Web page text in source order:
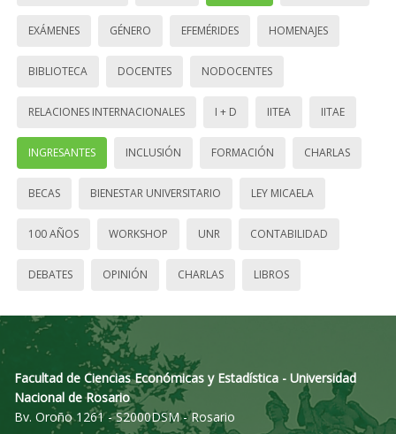
EXÁMENES GÉNERO EFEMÉRIDES HOMENAJES
BIBLIOTECA DOCENTES NODOCENTES
RELACIONES INTERNACIONALES I + D IITEA IITAE
INGRESANTES INCLUSIÓN FORMACIÓN CHARLAS
BECAS BIENESTAR UNIVERSITARIO LEY MICAELA
100 AÑOS WORKSHOP UNR CONTABILIDAD
DEBATES OPINIÓN CHARLAS LIBROS
Facultad de Ciencias Económicas y Estadística - Universidad
Nacional de Rosario
Bv. Oroño 1261 - S2000DSM - Rosario